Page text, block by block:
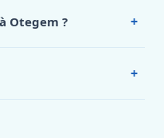
Otegem ? +
+